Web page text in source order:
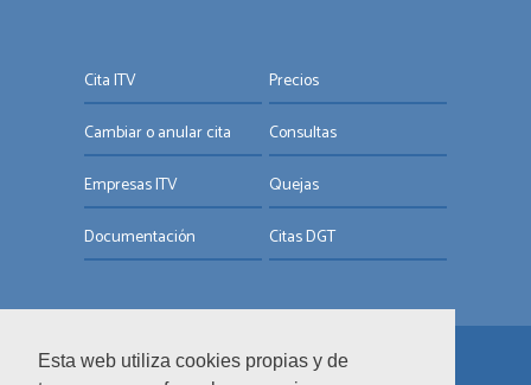
Esta web utiliza cookies propias y de
Cita ITV
Cambiar o anular cita
Empresas ITV
Documentación
Precios
Consultas
Quejas
Citas DGT
© ITV.com.es